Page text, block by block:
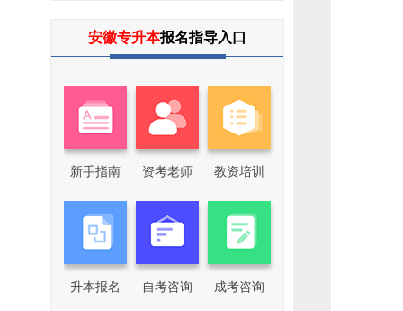
安徽专升本报名指导入口
新手指南 资考老师 教资培训
升本报名 自考咨询 成考咨询